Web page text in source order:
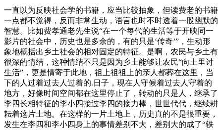
一直以为反映社会学的书籍，应当比较抽象，但读费老的书籍
一点都不觉得，反而非常生动，语言也时不时透着一股幽默的
智慧。比如费孝通老先生说“在一个每代的生活等于开映同一
影片的社会中，历史也是多余的，有的只是‘传奇’”，生动形
象地概括出乡土社会的相对固定的特征。是啊，农民与乡土有
很深的情结，这种情结不只是因为乡土能够让农民“向土里讨
生活”，更是情寄于此地，祖上祖祖上的亲人都葬在这里，当
下的人过着过去人过着的.日子，现在人守候着过去人守着的
地方，好像时间空间都在这里停止了，转动的只是人，继承了
李四长相特征的李小四接过李四的接力棒，世世代代，继续耕
耘着这片土地。在这样的一片土地上，历史真的不是很重要，
发生在李四和李小四身上的事情差别不大，差别大的成了“轶